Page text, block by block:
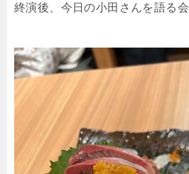
終演後、今日の小田さんを語る会